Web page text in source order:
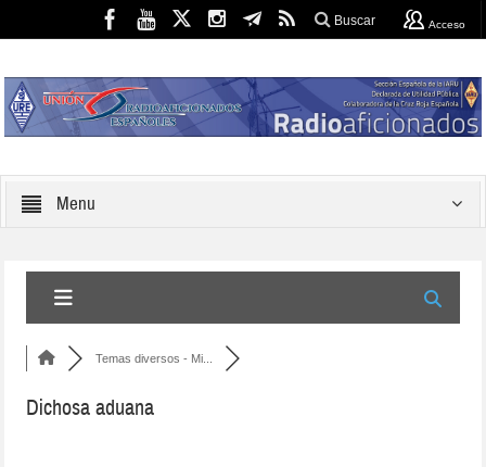
Buscar Acceso
Menu
Temas diversos - Mi...
Dichosa aduana